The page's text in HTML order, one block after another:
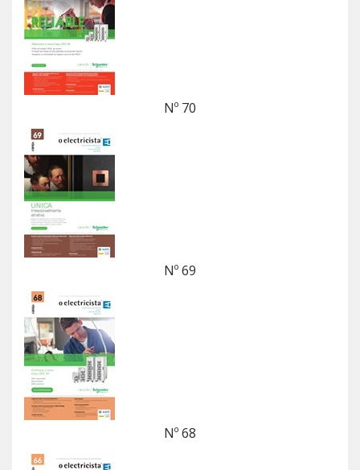
Nº 70
Nº 69
Nº 68